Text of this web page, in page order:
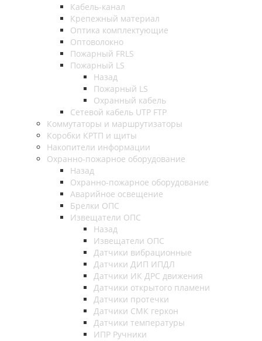
Кабель-канал
Крепежный материал
Оптика комплектующие
Оптоволокно
Пожарный FRLS
Пожарный LS
Назад
Пожарный LS
Охранный кабель
Сетевой кабель UTP FTP
Коммутаторы и маршрутизаторы
Коробки КРТП и щиты
Накопители информации
Охранно-пожарное оборудование
Назад
Охранно-пожарное оборудование
Аварийное освещение
Брелки ОПС
Извещатели ОПС
Назад
Извещатели ОПС
Датчики вибрационные
Датчики ДИП ИПДЛ
Датчики ИК ДРС движения
Датчики открытого пламени
Датчики протечки
Датчики СМК геркон
Датчики температуры
ИПР Ручники